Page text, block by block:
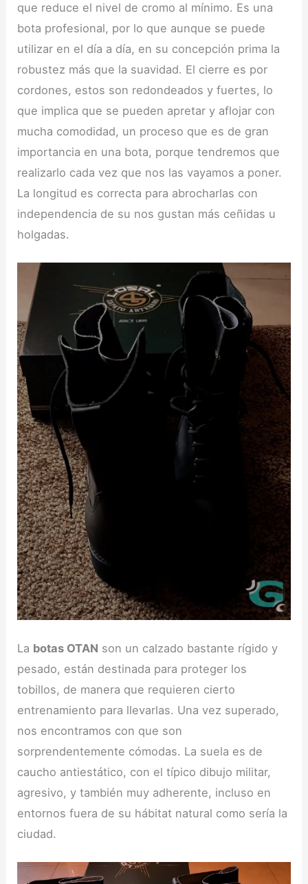
que reduce el nivel de cromo al mínimo. Es una
bota profesional, por lo que aunque se puede
utilizar en el día a día, en su concepción prima la
robustez más que la suavidad. El cierre es por
cordones, estos son redondeados y fuertes, lo
que implica que se pueden apretar y aflojar con
mucha comodidad, un proceso que es de gran
importancia en una bota, porque tendremos que
realizarlo cada vez que nos las vayamos a poner.
La longitud es correcta para abrocharlas con
independencia de su nos gustan más ceñidas u
holgadas.
La botas OTAN son un calzado bastante rígido y
pesado, están destinada para proteger los
tobillos, de manera que requieren cierto
entrenamiento para llevarlas. Una vez superado,
nos encontramos con que son
sorprendentemente cómodas. La suela es de
caucho antiestático, con el típico dibujo militar,
agresivo, y también muy adherente, incluso en
entornos fuera de su hábitat natural como sería la
ciudad.